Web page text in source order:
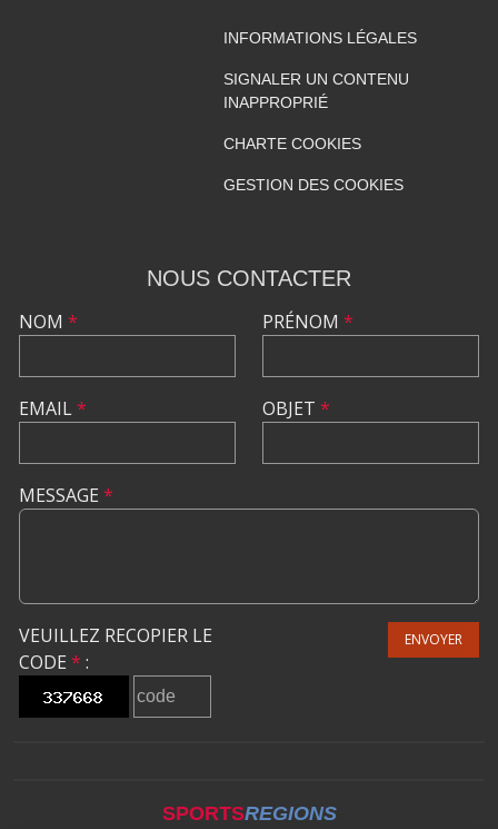
INFORMATIONS LÉGALES
SIGNALER UN CONTENU
INAPPROPRIÉ
CHARTE COOKIES
GESTION DES COOKIES
NOUS CONTACTER
NOM *
EMAIL*
PRÉNOM *
OBJET *
MESSAGE *
VEUILLEZ RECOPIER LE
CODE * :
ENVOYER
SPORTSREGIONS